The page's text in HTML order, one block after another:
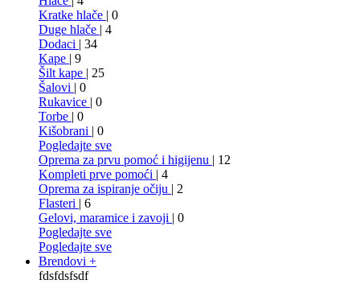
Kratke hlače | 0
Duge hlače | 4
Dodaci | 34
Kape | 9
Šilt kape | 25
Šalovi | 0
Rukavice | 0
Torbe | 0
Kišobrani | 0
Pogledajte sve
Oprema za prvu pomoć i higijenu | 12
Kompleti prve pomoći | 4
Oprema za ispiranje očiju | 2
Flasteri | 6
Gelovi, maramice i zavoji | 0
Pogledajte sve
Pogledajte sve
Brendovi +
fdsfdsfsdf